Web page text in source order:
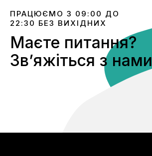
ПРАЦЮЄМО З 09:00 ДО
22:30 БЕЗ ВИХІДНИХ
Маєте питання?
Звʼяжіться з нами